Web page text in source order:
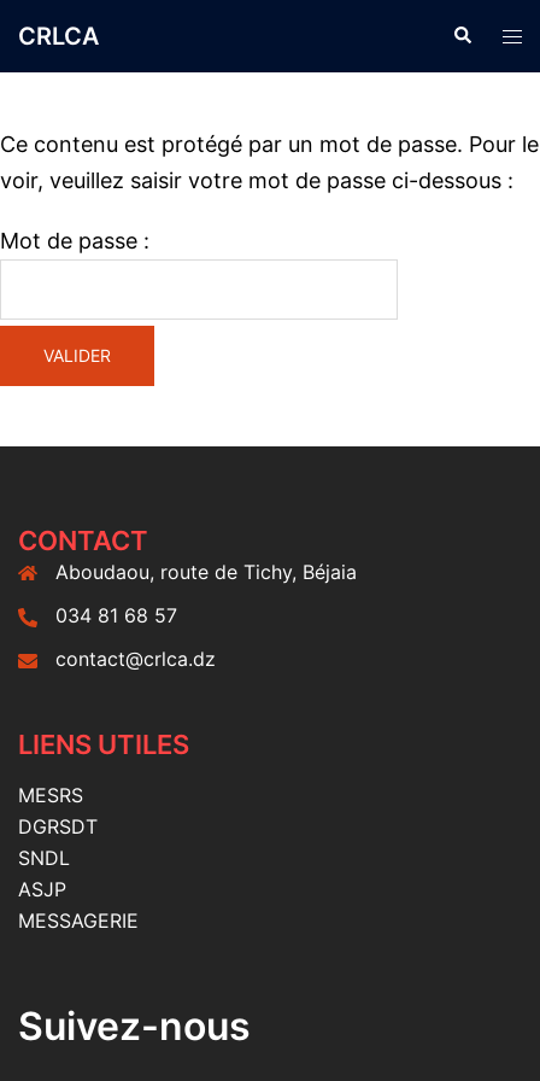
CRLCA
Ce contenu est protégé par un mot de passe. Pour le
voir, veuillez saisir votre mot de passe ci-dessous :
Mot de passe :
CONTACT
Aboudaou, route de Tichy, Béjaia
034 81 68 57
contact@crlca.dz
LIENS UTILES
MESRS
DGRSDT
SNDL
ASJP
MESSAGERIE
Suivez-nous